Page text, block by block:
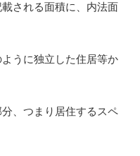
される面積に、内法面
うに独立した住居等か
、つまり居住するスペ